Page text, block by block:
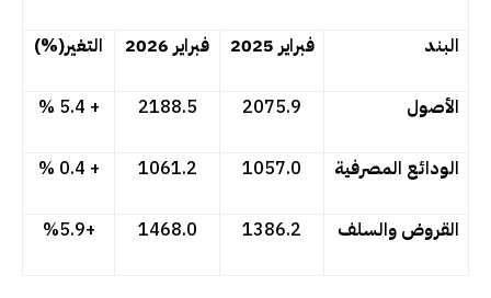
البند فبراير2025 فبراير2026 التغير(%)
الأصول 2075.9
2188.5
+ 5.4 %
الودائع المصرفية 1057.0
1061.2
+ 0.4 %
القروض والسلف 1386.2
1468.0
+
5.9
%